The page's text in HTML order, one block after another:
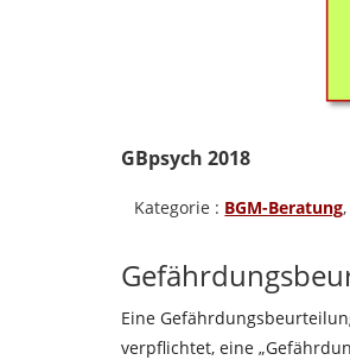
GBpsych 2018
Kategorie : BGM-Beratung,
Eine
verpflichtet, eine